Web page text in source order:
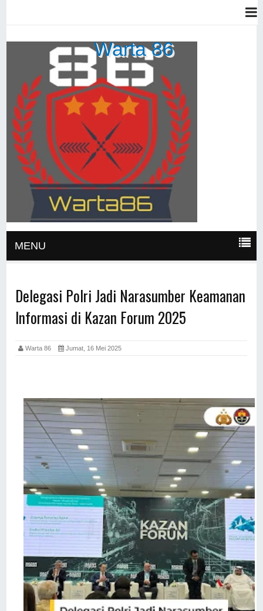
Warta 86
MENU
Delegasi Polri Jadi Narasumber Keamanan
Informasi di Kazan Forum 2025
Warta 86 Jumat, 16 Mei 2025